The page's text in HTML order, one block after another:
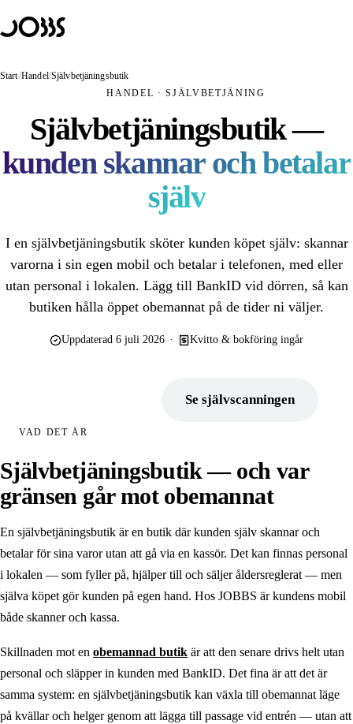
Lösningar
JOBBS Handel
Obemannad butik — kunden skannar och betalar själv
JOBBS Passage
Mobilt passersystem med BankID
JOBBS Bokning
Bokning som öppnar dörren
ANVÄNDNINGSOMRÅDEN
Obemannad handel
Obemannat kafé
Självscanning
Obemannad entré
BankID som nyckel
Digital porttelefon
BRANSCHER
Butikskedjor
Gårdsbutik
Camping
Kommun & offentligt
Gym & träning
Start/Handel /Självbetjäningsbutik
HANDEL · SJÄLVBETJÄNING
Självbetjäningsbutik —
kunden skannar och betalar
själv
I en självbetjäningsbutik sköter kunden köpet själv: skannar
varorna i sin egen mobil och betalar i telefonen, med eller
utan personal i lokalen. Lägg till BankID vid dörren, så kan
butiken hålla öppet obemannat på de tider ni väljer.
Uppdaterad 6 juli 2026 · Kvitto & bokföring ingår
Se självscanningen
VAD DET ÄR
Självbetjäningsbutik — och var
gränsen går mot obemannat
En självbetjäningsbutik är en butik där kunden själv skannar och
betalar för sina varor utan att gå via en kassör. Det kan finnas personal
i lokalen — som fyller på, hjälper till och säljer åldersreglerat — men
själva köpet gör kunden på egen hand. Hos JOBBS är kundens mobil
både skanner och kassa.
Skillnaden mot en obemannad butik är att den senare drivs helt utan
personal och släpper in kunden med BankID. Det fina är att det är
samma system: en självbetjäningsbutik kan växla till obemannat läge
på kvällar och helger genom att lägga till passage vid entrén — utan att